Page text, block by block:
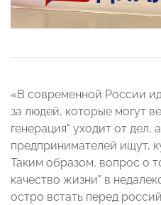
«В современной России
за людей, которые могут
генерация" уходит от дел,
предпринимателей ищут,
Таким образом, вопрос о
качество жизни" в
остро встать перед